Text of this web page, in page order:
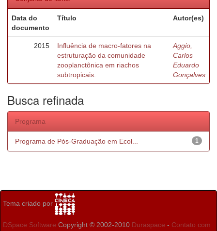
Data do
documento
Título Autor(es)
2015
Influência de macro-fatores na
estruturação da comunidade
zooplanctônica em riachos
subtropicais.
Aggio,
Carlos
Eduardo
Gonçalves
Busca refinada
Programa
1
Programa de Pós-Graduação em Ecol...
Tema criado por
DSpace Software Copyright © 2002-2010 Duraspace - Contato com